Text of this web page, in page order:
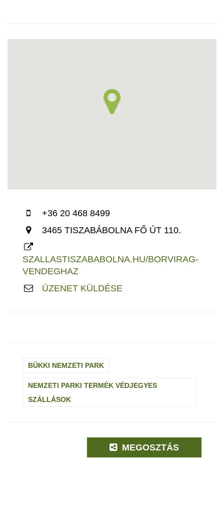
+36 20 468 8499
3465 TISZABÁBOLNA FŐ ÚT 110.
SZALLASTISZABABOLNA.HU/BORVIRAG-
VENDEGHAZ
ÜZENET KÜLDÉSE
BÜKKI NEMZETI PARK
NEMZETI PARKI TERMÉK VÉDJEGYES
SZÁLLÁSOK
MEGOSZTÁS